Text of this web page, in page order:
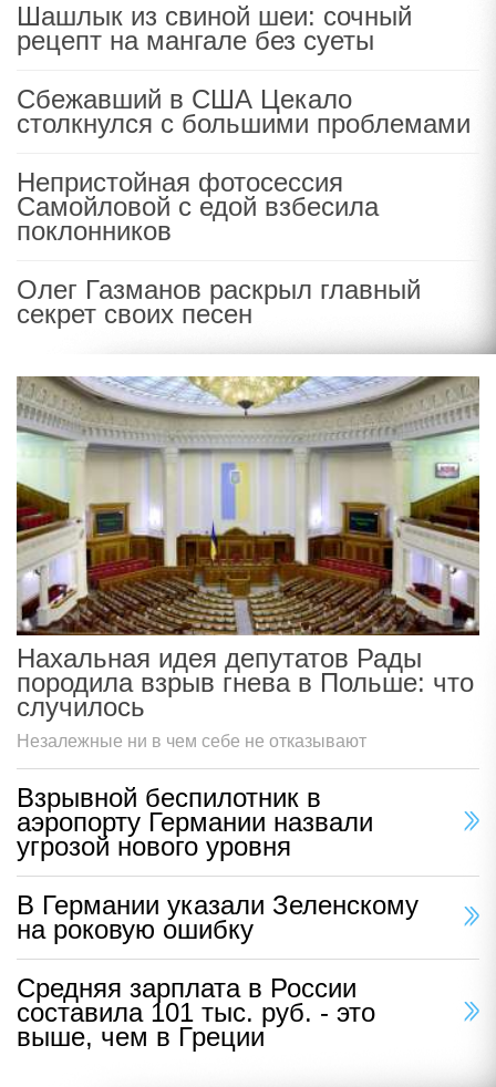
Шашлык из свиной шеи: сочный
рецепт на мангале без суеты
Сбежавший в США Цекало
столкнулся с большими проблемами
Непристойная фотосессия
Самойловой с едой взбесила
поклонников
Олег Газманов раскрыл главный
секрет своих песен
Нахальная идея депутатов Рады
породила взрыв гнева в Польше: что
случилось
Незалежные ни в чем себе не отказывают
Взрывной беспилотник в
аэропорту Германии назвали
угрозой нового уровня
В Германии указали Зеленскому
на роковую ошибку
Средняя зарплата в России
составила 101 тыс. руб. - это
выше, чем в Греции